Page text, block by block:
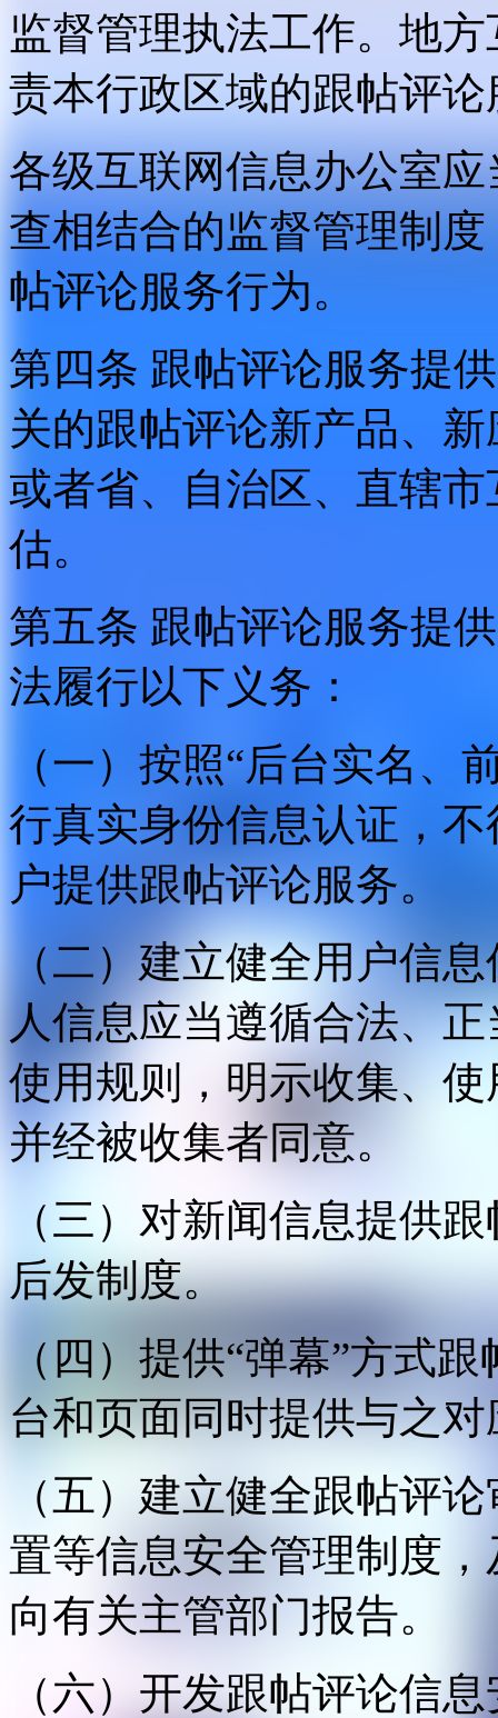
监督管理执法工作。地
责本行政区域的跟帖评
各级互联网信息办公室
查相结合的监督管理制
帖评论服务行为。
第四条 跟帖评论服务提
关的跟帖评论新产品、
或者省、自治区、直辖
估。
第五条 跟帖评论服务提
法履行以下义务：
（一）按照“后台实名、
行真实身份信息认证，
户提供跟帖评论服务。
（二）建立健全用户信
人信息应当遵循合法、
使用规则，明示收集、
并经被收集者同意。
（三）对新闻信息提供
后发制度。
（四）提供“弹幕”方式
台和页面同时提供与之
（五）建立健全跟帖评
置等信息安全管理制度
向有关主管部门报告。
（六）开发跟帖评论信